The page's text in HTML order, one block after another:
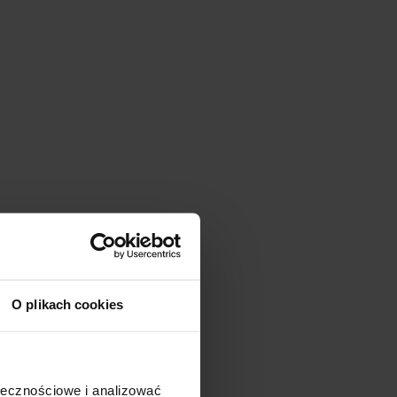
O plikach cookies
i analizować